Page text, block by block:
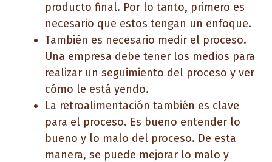
producto final. Por lo tanto, primero es
necesario que estos tengan un enfoque.
También es necesario medir el proceso.
Una empresa debe tener los medios para
realizar un seguimiento del proceso y ver
cómo le está yendo.
La retroalimentación también es clave
para el proceso. Es bueno entender lo
bueno y lo malo del proceso. De esta
manera, se puede mejorar lo malo y